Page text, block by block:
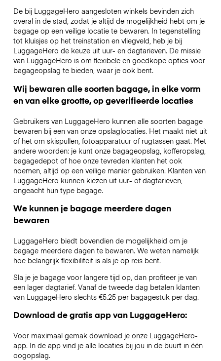
De bij LuggageHero aangesloten winkels bevinden zich
overal in de stad, zodat je altijd de mogelijkheid hebt om je
bagage op een veilige locatie te bewaren. In tegenstelling
tot kluisjes op het treinstation en vliegveld, heb je bij
LuggageHero de keuze uit uur- en dagtarieven. De missie
van LuggageHero is om flexibele en goedkope opties voor
bagageopslag te bieden, waar je ook bent.
Wij bewaren alle soorten bagage, in elke vorm
en van elke grootte, op geverifieerde locaties
Gebruikers van LuggageHero kunnen alle soorten bagage
bewaren bij een van onze opslaglocaties. Het maakt niet uit
of het om skispullen, fotoapparatuur of rugtassen gaat. Met
andere woorden: je kunt onze bagageopslag, kofferopslag,
bagagedepot of hoe onze tevreden klanten het ook
noemen, altijd op een veilige manier gebruiken. Klanten van
LuggageHero kunnen kiezen uit uur- of dagtarieven,
ongeacht hun type bagage.
We kunnen je bagage meerdere dagen
bewaren
LuggageHero biedt bovendien de mogelijkheid om je
bagage meerdere dagen te bewaren. We weten namelijk
hoe belangrijk flexibiliteit is als je op reis bent.
Sla je je bagage voor langere tijd op, dan profiteer je van
een lager dagtarief. Vanaf de tweede dag betalen klanten
van LuggageHero slechts €5.25 per bagagestuk per dag.
Download de gratis app van LuggageHero:
Voor maximaal gemak download je onze LuggageHero-
app. In de app vind je alle locaties bij jou in de buurt in één
oogopslag.